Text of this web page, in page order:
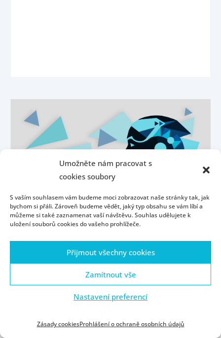
Umožněte nám pracovat s
cookies soubory
S vaším souhlasem vám budeme moci zobrazovat naše stránky tak, jak
bychom si přáli. Zároveň budeme vědět, jaký typ obsahu se vám líbí a
můžeme si také zaznamenat vaší návštěvu. Souhlas udělujete k
uložení souborů cookies do vašeho prohlížeče.
Přijmout všechny cookies
Zamítnout vše
Nastavení preferencí
Zásady cookiesProhlášení o ochraně osobních údajů
HOLISTIC REPRESENTATION IN LLMS